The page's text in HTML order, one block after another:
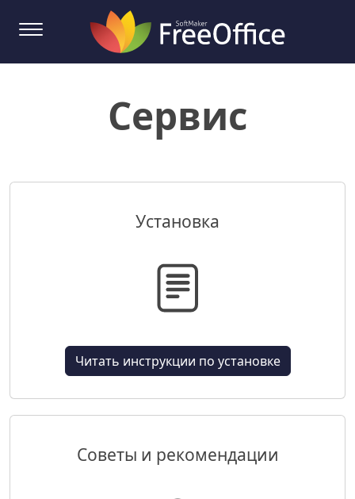
Сервис
Установка
Читать инструкции по установке
Советы и рекомендации